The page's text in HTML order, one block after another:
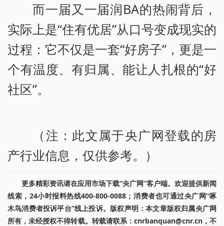
而一届又一届润BA的热闹背后，
实际上是“住有优居”从口号变成现实的
过程：它不仅是一套“好房子”，更是一
个有温度、有归属、能让人扎根的“好
社区”。
（注：此文属于央广网登载的房
产行业信息，仅供参考。）
更多精彩资讯请在应用市场下载“央广网”客户端。欢迎提供新闻
线索，24小时报料热线400-800-0088；消费者也可通过央广网“啄
木鸟消费者投诉平台”线上投诉。版权声明：本文章版权归属央广网
所有，未经授权不得转载。转载请联系：cnrbanquan@cnr.cn，不